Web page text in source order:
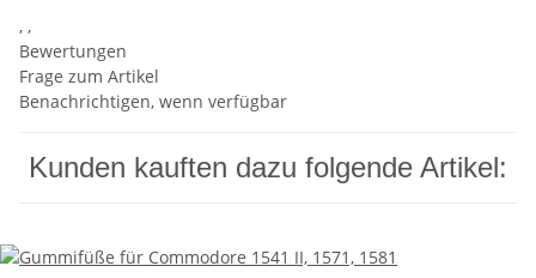
, ,
Bewertungen
Frage zum Artikel
Benachrichtigen, wenn verfügbar
Kunden kauften dazu folgende Artikel: